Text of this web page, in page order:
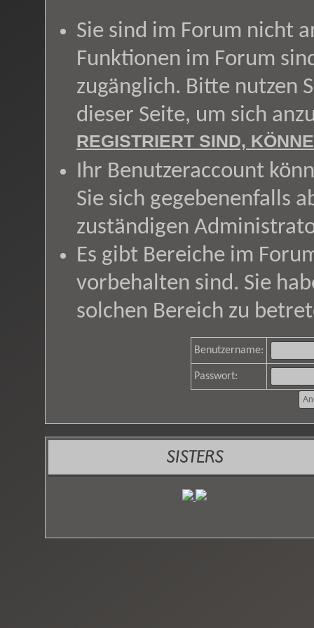
Sie sind im Forum nicht
Funktionen im Forum
zugänglich. Bitte nutzen
dieser Seite, um sich
REGISTRIERT SIND,
Ihr Benutzeraccount
Sie sich gegebenenfalls
zuständigen
Es gibt Bereiche im
vorbehalten sind. Sie
solchen Bereich zu
Benutzername:
Passwort:
SISTERS